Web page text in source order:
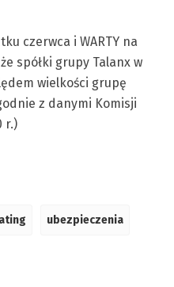
czerwca i WARTY na
spółki grupy Talanx w
wielkości grupę
z danymi Komisji
r.)
ubezpieczenia